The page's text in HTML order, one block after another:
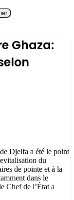
Ghaza:
Djelfa a été le point
du
de pointe et à la
dans le
Chef de l’État a